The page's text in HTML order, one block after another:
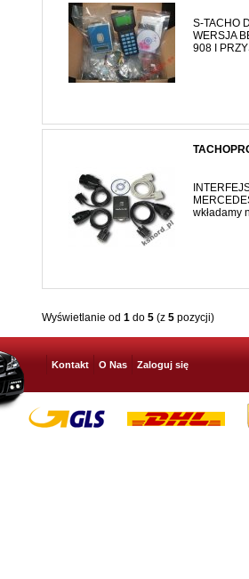
S-TACHO
WERSJA
908 I
wkładamy
Wyświetlanie od 1 do 5 (z 5 pozycji)
Kontakt O Nas Zaloguj się